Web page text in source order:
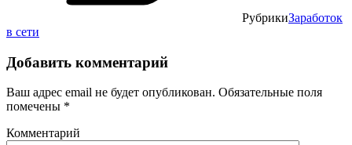
РубрикиЗаработок
в сети
Добавить комментарий
Ваш адрес email не будет опубликован. Обязательные поля
помечены *
Комментарий